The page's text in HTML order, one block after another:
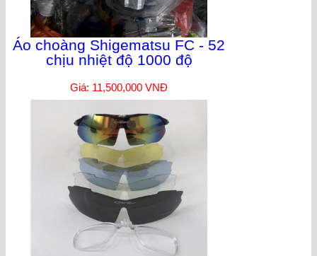
Áo choàng Shigematsu FC - 52
chịu nhiệt độ 1000 độ
Giá: 11,500,000 VNĐ